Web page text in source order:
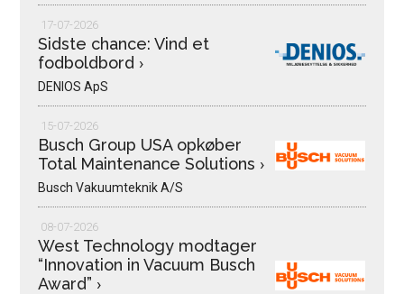
17-07-2026
Sidste chance: Vind et
fodboldbord ›
DENIOS ApS
15-07-2026
Busch Group USA opkøber
Total Maintenance Solutions ›
Busch Vakuumteknik A/S
08-07-2026
West Technology modtager
“Innovation in Vacuum Busch
Award” ›